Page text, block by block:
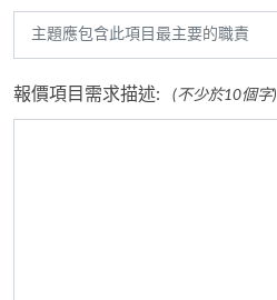
報價項目需求描述: (不少於10個字)